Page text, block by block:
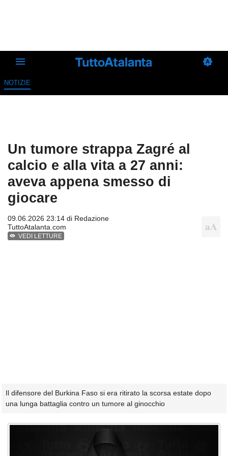
NOTIZIE
Un tumore strappa Zagré al
calcio e alla vita a 27 anni:
aveva appena smesso di
giocare
09.06.2026 23:14 di Redazione
TuttoAtalanta.com
VEDI LETTURE
Il difensore del Burkina Faso si era ritirato la scorsa estate dopo
una lunga battaglia contro un tumore al ginocchio